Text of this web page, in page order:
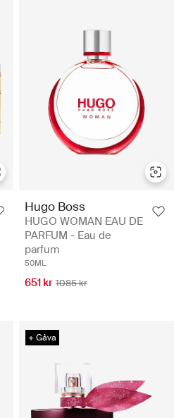
Hugo Boss
HUGO WOMAN EAU DE
PARFUM - Eau de
parfum
50ML
651 kr 1085 kr
+ Gåva